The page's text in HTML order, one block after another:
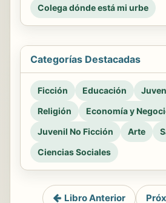
Colega dónde está mi urbe
Categorías Destacadas
Ficción Educación
Religión
Economía y
Juvenil No Ficción
Arte
Ciencias Sociales
Libro Anterior